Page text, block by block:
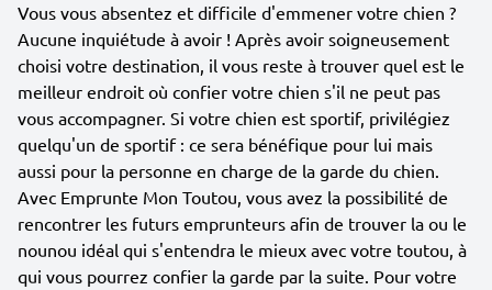
Vous vous absentez et difficile d'emmener votre chien ?
Aucune inquiétude à avoir ! Après avoir soigneusement
choisi votre destination, il vous reste à trouver quel est le
meilleur endroit où confier votre chien s'il ne peut pas
vous accompagner. Si votre chien est sportif, privilégiez
quelqu'un de sportif : ce sera bénéfique pour lui mais
aussi pour la personne en charge de la garde du chien.
Avec Emprunte Mon Toutou, vous avez la possibilité de
rencontrer les futurs emprunteurs afin de trouver la ou le
nounou idéal qui s'entendra le mieux avec votre toutou, à
qui vous pourrez confier la garde par la suite. Pour votre